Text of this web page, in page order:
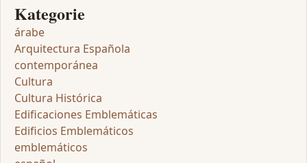
Kategorie
árabe
Arquitectura Española
contemporánea
Cultura
Cultura Histórica
Edificaciones Emblemáticas
Edificios Emblemáticos
emblemáticos